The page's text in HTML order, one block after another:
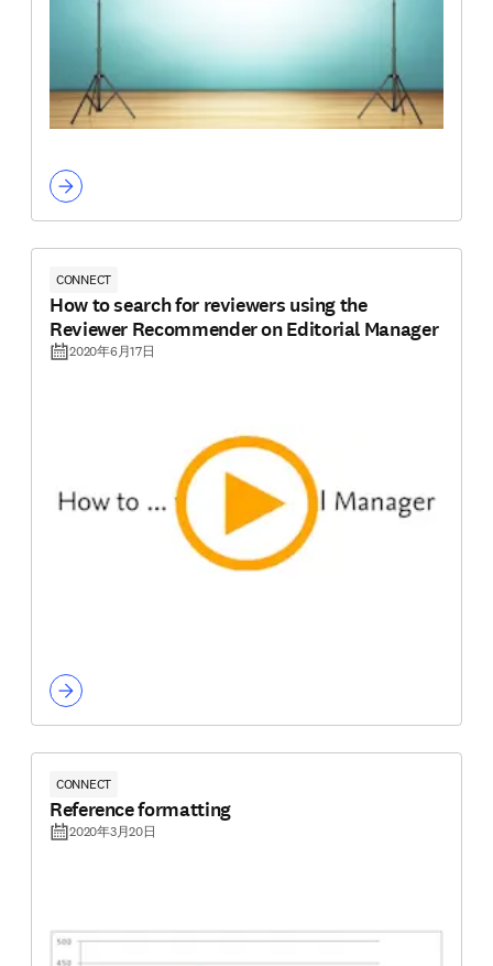
CONNECT
How to search for reviewers using the
Reviewer Recommender on Editorial Manager
2020年6月17日
CONNECT
Reference formatting
2020年3月20日